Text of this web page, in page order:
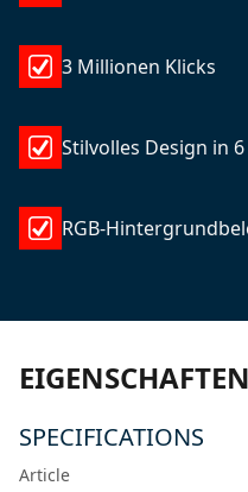
3 Millionen Klicks
Stilvolles Design in
RGB-
EIGENSCHAFTEN
SPECIFICATIONS
Article